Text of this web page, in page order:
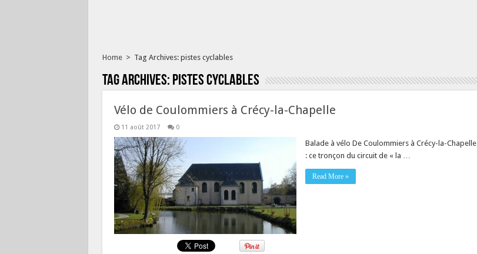
Home > Tag Archives: pistes cyclables
Tag Archives: pistes cyclables
Vélo de Coulommiers à Crécy-la-Chapelle
11 août 2017 0
Balade à vélo De Coulommiers à Crécy-la-Chapelle
: ce tronçon du circuit de « la …
Read More »